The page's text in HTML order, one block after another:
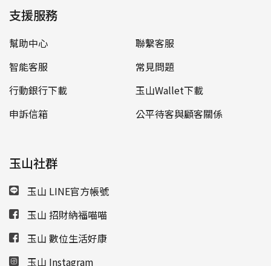
支援服務
幫助中心
聯繫客服
智能客服
常見問題
行動銀行下載
玉山Wallet下載
申訴信箱
公平待客與顧客關係
玉山社群
玉山 LINE官方帳號
玉山 招財納福喵喵
玉山 數位生活好康
玉山 Instagram